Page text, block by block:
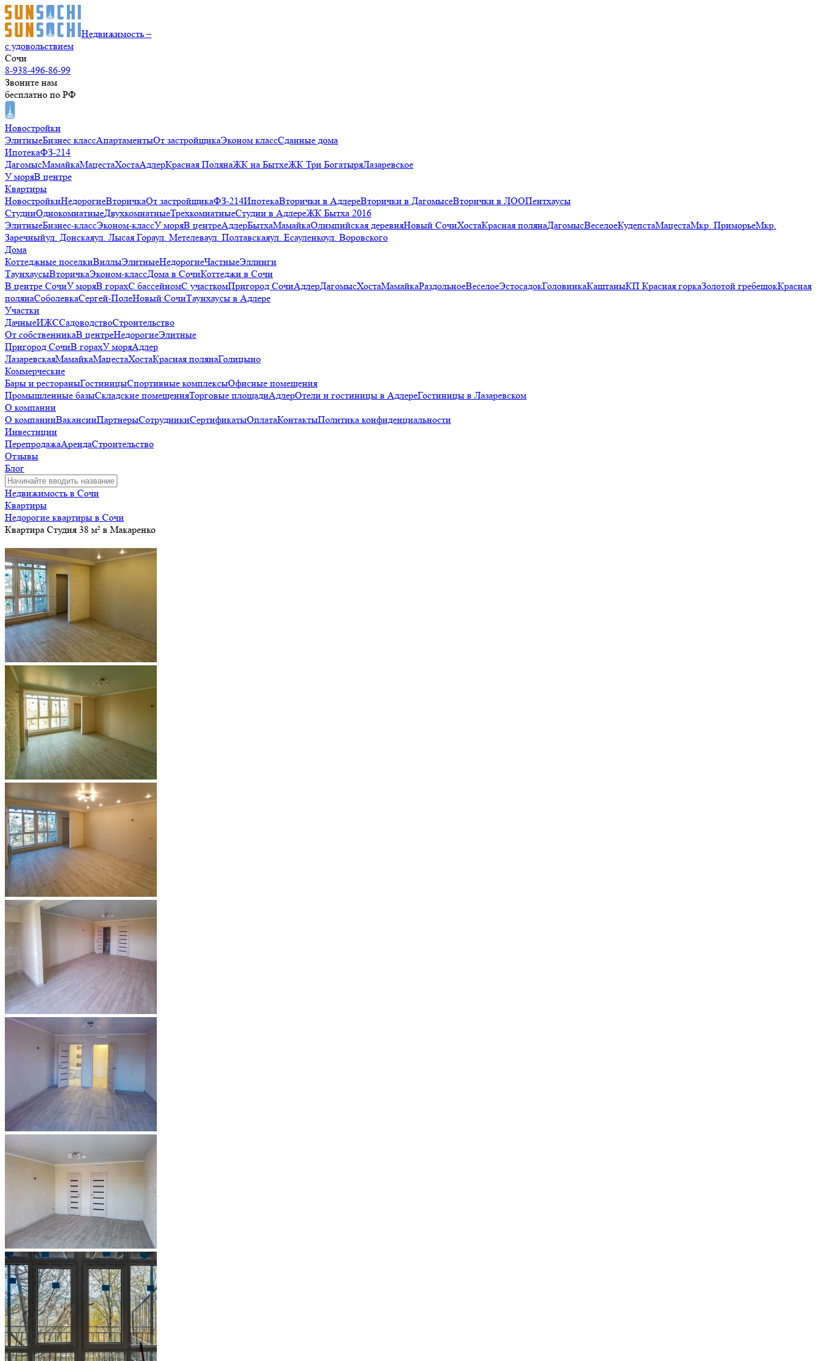
Недвижимость –
с удовольствием
Сочи
8-938-496-86-99
Звоните нам
бесплатно по РФ
Новостройки
ЭлитныеБизнес классАпартаментыОт застройщикаЭконом классСданные дома
ИпотекаФЗ-214
ДагомысМамайкаМацестаХостаАдлерКрасная ПолянаЖК на БытхеЖК Три БогатыряЛазаревское
У моряВ центре
Квартиры
НовостройкиНедорогиеВторичкаОт застройщикаФЗ-214ИпотекаВторички в АдлереВторички в ДагомысеВторички в ЛООПентхаусы
СтудииОднокомнатныеДвухкомнатныеТрехкомнатныеСтудии в АдлереЖК Бытха 2016
ЭлитныеБизнес-классЭконом-классУ моряВ центреАдлерБытхаМамайкаОлимпийская деревняНовый СочиХостаКрасная полянаДагомысВеселоеКудепстаМацестаМкр. ПриморьеМкр.
Заречныйул. Донскаяул. Лысая Гораул. Метелеваул. Полтавскаяул. Есауленкоул. Воровского
Дома
Коттеджные поселкиВиллыЭлитныеНедорогиеЧастныеЭллинги
ТаунхаусыВторичкаЭконом-классДома в СочиКоттеджи в Сочи
В центре СочиУ моряВ горахС бассейномС участкомПригород СочиАдлерДагомысХостаМамайкаРаздольноеВеселоеЭстосадокГоловинкаКаштаныКП Красная горкаЗолотой гребешокКрасная
полянаСоболевкаСергей-ПолеНовый СочиТаунхаусы в Адлере
Участки
ДачныеИЖССадоводствоСтроительство
От собственникаВ центреНедорогиеЭлитные
Пригород СочиВ горахУ моряАдлер
ЛазаревскаяМамайкаМацестаХостаКрасная полянаГолицыно
Коммерческие
Бары и рестораныГостиницыСпортивные комплексыОфисные помещения
Промышленные базыСкладские помещенияТорговые площадиАдлерОтели и гостиницы в АдлереГостиницы в Лазаревском
О компании
О компанииВакансииПартнерыСотрудникиСертификатыОплатаКонтактыПолитика конфиденциальности
Инвестиции
ПерепродажаАрендаСтроительство
Отзывы
Блог
Недвижимость в Сочи
Квартиры
Недорогие квартиры в Сочи
Квартира Студия 38 м² в Макаренко